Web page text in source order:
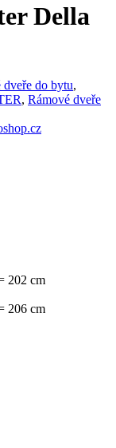
Della
dveře do bytu,
, Rámové dveře
202 cm
206 cm